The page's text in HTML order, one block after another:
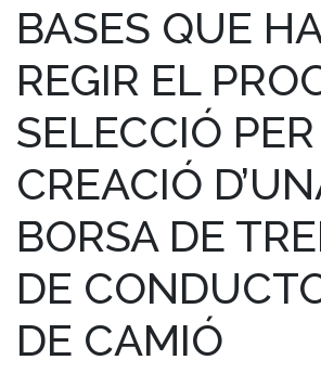
BASES QUE
REGIR EL
SELECCIÓ
CREACIÓ
BORSA DE
DE
DE CAMIÓ